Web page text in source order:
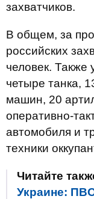
захватчиков.
В общем, за
российских
человек. Также
четыре танка,
машин, 20
оперативно-
автомобиля и
техники
Читайте
Украине: